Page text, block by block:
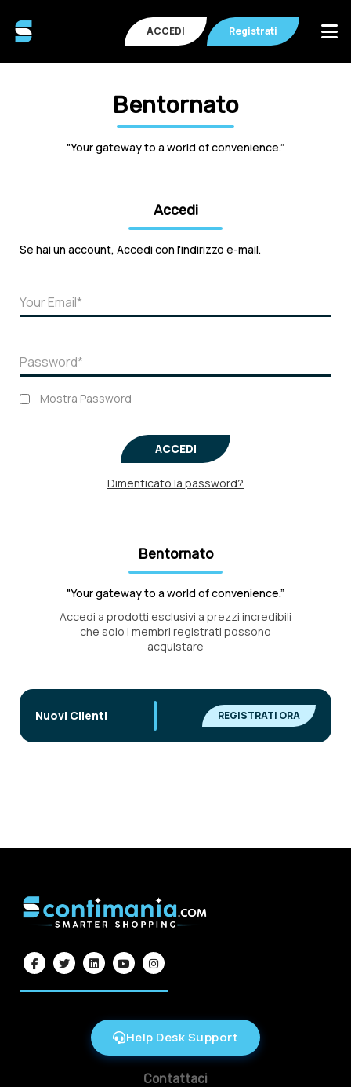
ACCEDI Registrati
Bentornato
"Your gateway to a world of convenience.”
Accedi
Se hai un account, Accedi con l'indirizzo e-mail.
Mostra Password
ACCEDI
Dimenticato la password?
Bentornato
"Your gateway to a world of convenience.”
Accedi a prodotti esclusivi a prezzi incredibili
che solo i membri registrati possono
acquistare
Nuovi Clienti REGISTRATI ORA
Help Desk Support
Contattaci